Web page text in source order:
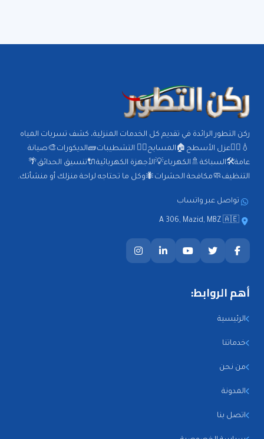
ركن التطور الرائدة في تقديم كل الخدمات المنزلية، كشف تسربات المياه
💧🕵️‍♂️عزل الأسطح🏠المسابح🏊‍♂️ التشطيبات🧱الديكورات🎨صيانة
عامة🛠️السباكة🚿الكهرباء💡الأجهزة الكهربائية🔌تنسيق الحدائق🌴
التنظيف🧼مكافحة الحشرات🐜وكل ما تحتاجه لراحة منزلك أو منشأتك.
تواصل عبر واتساب
A 306, Mazid, MBZ 🇦🇪
أهم الروابط:
الرئيسية
خدماتنا
من نحن
المدونة
اتصل بنا